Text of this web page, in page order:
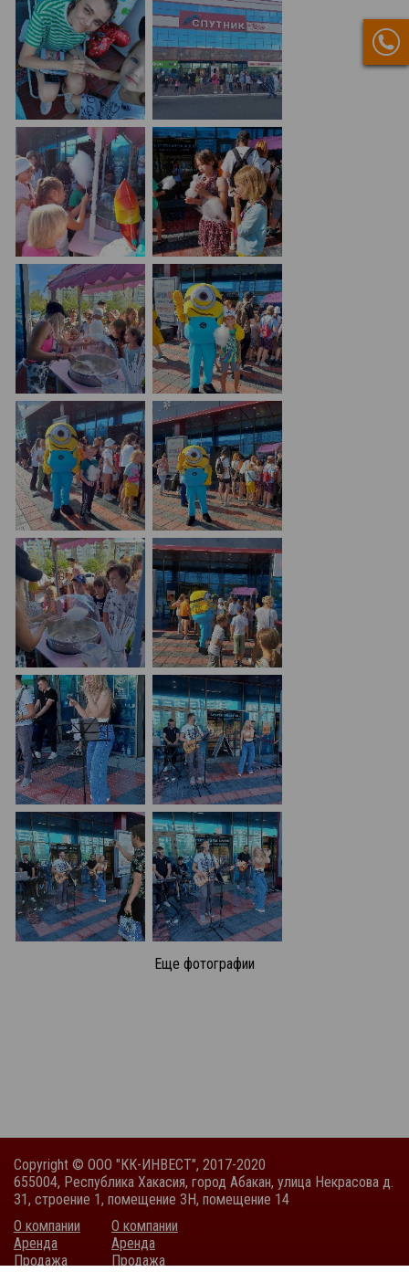
Еще фотографии
Copyright © ООО "КК-ИНВЕСТ", 2017-2020
655004, Республика Хакасия, город Абакан, улица Некрасова д.
31, строение 1, помещение 3Н, помещение 14
О компании
Аренда
Продажа
О компании
Аренда
Продажа